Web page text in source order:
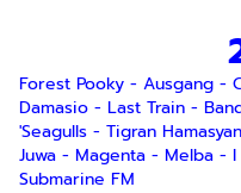
Forest Pooky - Ausgang -
Damasio - Last Train -
'Seagulls - Tigran Hamasyan
Juwa - Magenta - Melba -
Submarine FM